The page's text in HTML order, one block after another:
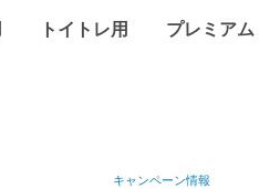
トイトレ用 プレミアム
キャンペーン情報